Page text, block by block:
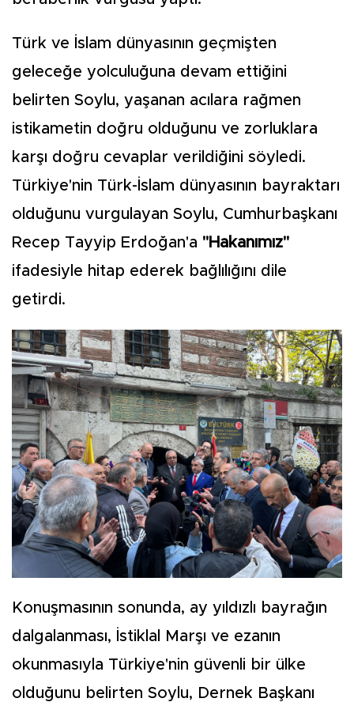
Türk ve İslam dünyasının geçmişten
geleceğe yolculuğuna devam ettiğini
belirten Soylu, yaşanan acılara rağmen
istikametin doğru olduğunu ve zorluklara
karşı doğru cevaplar verildiğini söyledi.
Türkiye'nin Türk-İslam dünyasının bayraktarı
olduğunu vurgulayan Soylu, Cumhurbaşkanı
Recep Tayyip Erdoğan'a "Hakanımız"
ifadesiyle hitap ederek bağlılığını dile
getirdi.
Konuşmasının sonunda, ay yıldızlı bayrağın
dalgalanması, İstiklal Marşı ve ezanın
okunmasıyla Türkiye'nin güvenli bir ülke
olduğunu belirten Soylu, Dernek Başkanı